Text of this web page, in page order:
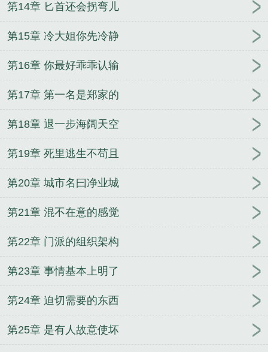
第14章 匕首还会拐弯儿
第15章 冷大姐你先冷静
第16章 你最好乖乖认输
第17章 第一名是郑家的
第18章 退一步海阔天空
第19章 死里逃生不苟且
第20章 城市名曰净业城
第21章 混不在意的感觉
第22章 门派的组织架构
第23章 事情基本上明了
第24章 迫切需要的东西
第25章 是有人故意使坏